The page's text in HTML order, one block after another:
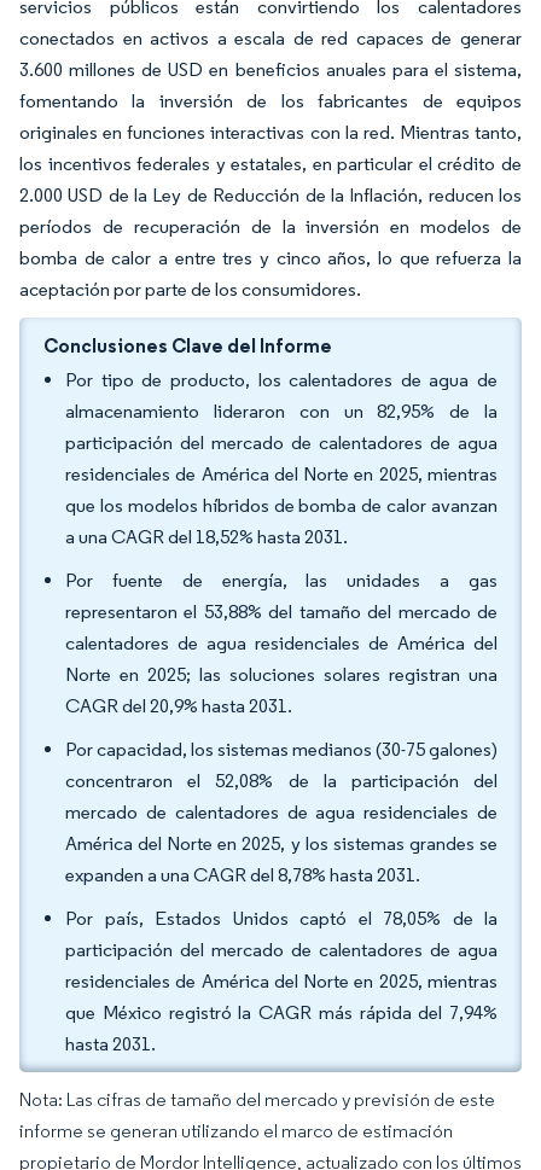
servicios públicos están convirtiendo los calentadores
conectados en activos a escala de red capaces de generar
3.600 millones de USD en beneficios anuales para el sistema,
fomentando la inversión de los fabricantes de equipos
originales en funciones interactivas con la red. Mientras tanto,
los incentivos federales y estatales, en particular el crédito de
2.000 USD de la Ley de Reducción de la Inflación, reducen los
períodos de recuperación de la inversión en modelos de
bomba de calor a entre tres y cinco años, lo que refuerza la
aceptación por parte de los consumidores.
Conclusiones Clave del Informe
Por tipo de producto, los calentadores de agua de
almacenamiento lideraron con un 82,95% de la
participación del mercado de calentadores de agua
residenciales de América del Norte en 2025, mientras
que los modelos híbridos de bomba de calor avanzan
a una CAGR del 18,52% hasta 2031.
Por fuente de energía, las unidades a gas
representaron el 53,88% del tamaño del mercado de
calentadores de agua residenciales de América del
Norte en 2025; las soluciones solares registran una
CAGR del 20,9% hasta 2031.
Por capacidad, los sistemas medianos (30-75 galones)
concentraron el 52,08% de la participación del
mercado de calentadores de agua residenciales de
América del Norte en 2025, y los sistemas grandes se
expanden a una CAGR del 8,78% hasta 2031.
Por país, Estados Unidos captó el 78,05% de la
participación del mercado de calentadores de agua
residenciales de América del Norte en 2025, mientras
que México registró la CAGR más rápida del 7,94%
hasta 2031.
Nota: Las cifras de tamaño del mercado y previsión de este
informe se generan utilizando el marco de estimación
propietario de Mordor Intelligence, actualizado con los últimos